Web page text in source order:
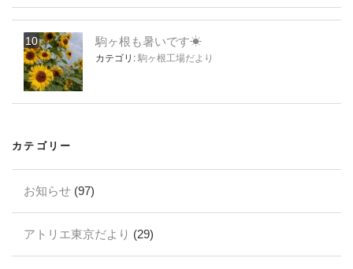
駒ヶ根も暑いです☀
カテゴリ: 駒ヶ根工場だより
カテゴリー
お知らせ (97)
アトリエ東京だより (29)